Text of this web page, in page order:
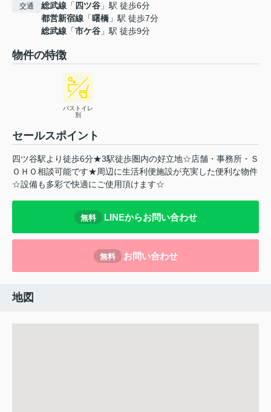
交通 総武線 「 四ツ谷 」駅 徒歩6分
都営新宿線 「曙橋 」駅 徒歩7分
総武線 「市ケ谷 」駅 徒歩9分
物件の特徴
バストイレ
別
セールスポイント
四ツ谷駅より徒歩6分★3駅徒歩圏内の好立地☆店舗・事務所・Ｓ
ＯＨＯ相談可能です★周辺に生活利便施設が充実した便利な物件
☆設備も多彩で快適にご使用頂けます☆
無料 LINEからお問い合わせ
無料 お問い合わせ
地図